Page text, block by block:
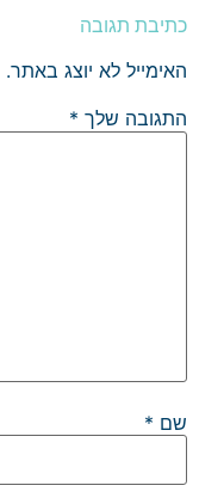
כתיבת תגובה
האימייל לא יוצג באתר.
התגובה שלך *
שם *